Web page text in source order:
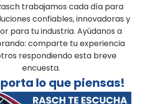
trabajamos cada día para
confiables, innovadoras y
para tu industria. Ayúdanos a
comparte tu experiencia
respondiendo esta breve
encuesta.
lo que piensas!